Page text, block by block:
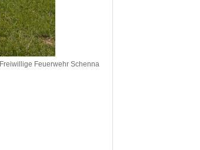
Freiwillige Feuerwehr Schenna